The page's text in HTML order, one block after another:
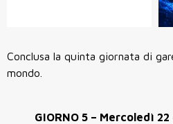
Conclusa la quinta giornata di
mondo.
GIORNO 5 – Mercoledì